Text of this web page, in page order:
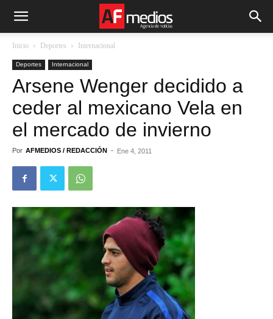
Inicio Deportes Internacional
Deportes Internacional
Arsene Wenger decidido a
ceder al mexicano Vela en
el mercado de invierno
Por AFMEDIOS / REDACCIÓN - Ene 4, 2011